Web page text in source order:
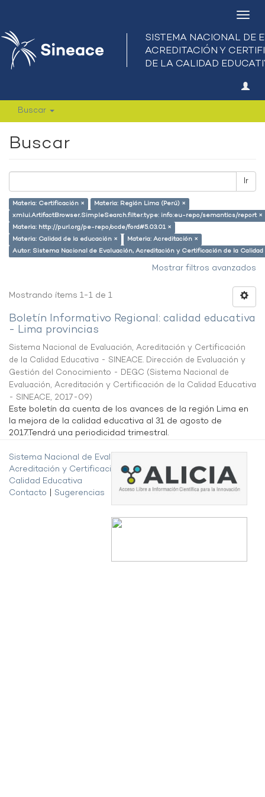
Buscar
Buscar
Ir
Materia: Certificación ×
Materia: Región Lima (Perú) ×
xmlui.ArtifactBrowser.SimpleSearch.filter.type: info:eu-repo/semantics/report ×
Materia: http://purl.org/pe-repo/ocde/ford#5.03.01 ×
Materia: Calidad de la educación ×
Materia: Acreditación ×
Autor: Sistema Nacional de Evaluación, Acreditación y Certificación de la
Mostrar filtros avanzados
Mostrando ítems 1-1 de 1
Boletín Informativo Regional: calidad educativa
- Lima provincias
Sistema Nacional de Evaluación, Acreditación y Certificación
de la Calidad Educativa - SINEACE. Dirección de Evaluación y
Gestión del Conocimiento - DEGC (Sistema Nacional de
Evaluación, Acreditación y Certificación de la Calidad Educativa
- SINEACE, 2017-09)
Este boletín da cuenta de los avances de la región Lima en
la mejora de la calidad educativa al 31 de agosto de
2017.Tendrá una periodicidad trimestral.
Sistema Nacional de Evaluación,
Acreditación y Certificación de la
Calidad Educativa
Contacto
Sugerencias